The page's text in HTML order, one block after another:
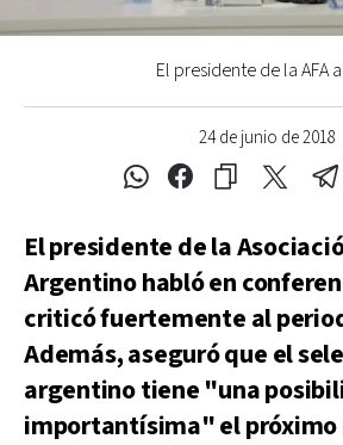
24 de junio de 2018
El presidente de la AFA
El presidente de la
Argentino habló en
criticó fuertemente al
Además, aseguró que el
argentino tiene "una
importantísima" el próximo